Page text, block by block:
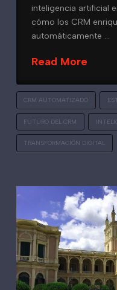
inteligencia artificial
cómo los CRM
automáticamente …
Read More
CRM AUTOMATIZADO
FUTURO DEL CRM
TRANSFORMACIÓN DIGITAL